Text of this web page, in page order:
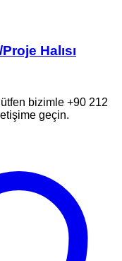
Halısı
bizimle +90 212
geçin.